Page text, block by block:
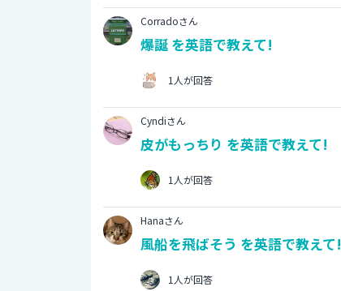
Corradoさん
爆誕 を英語で教えて!
1人が回答
Cyndiさん
皮がもっちり を英語で教えて!
1人が回答
Hanaさん
風船を飛ばそう を英語で教えて!
1人が回答